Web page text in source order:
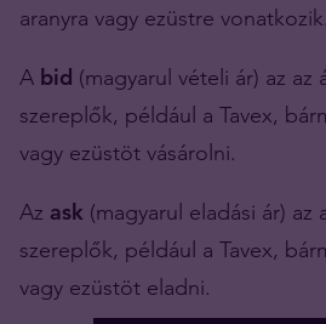
aranyra vagy ezüstre vonatkozik.
A bid (magyarul vételi ár) az az
szereplők, például a Tavex,
vagy ezüstöt vásárolni.
Az ask (magyarul eladási ár) az
szereplők, például a Tavex,
vagy ezüstöt eladni.